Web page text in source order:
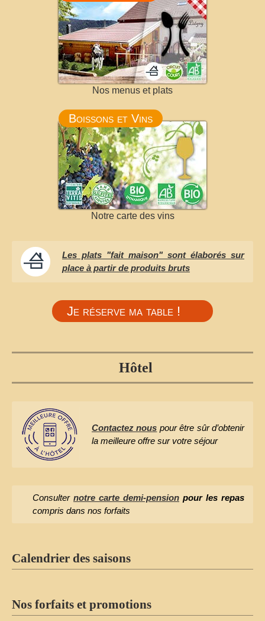
Nos menus et plats
Boissons et Vins
Notre carte des vins
Les plats "fait maison" sont élaborés sur
place à partir de produits bruts
Je réserve ma table !
Hôtel
Contactez nous pour être sûr d’obtenir
la meilleure offre sur votre séjour
Consulter notre carte demi-pension pour les repas
compris dans nos forfaits
Calendrier des saisons
Nos forfaits et promotions